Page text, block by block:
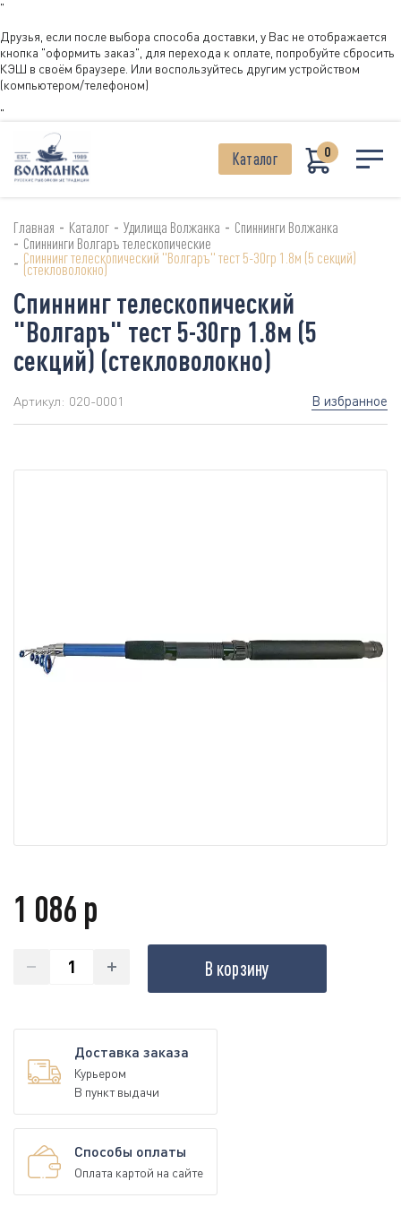
"
Друзья, если после выбора способа доставки, у Вас не отображается
кнопка "оформить заказ", для перехода к оплате, попробуйте сбросить
КЭШ в своём браузере. Или воспользуйтесь другим устройством
(компьютером/телефоном)
"
Каталог 0
Главная - Каталог - Удилища Волжанка - Спиннинги Волжанка
- Спиннинги Волгаръ телескопические
- Спиннинг телескопический "Волгаръ" тест 5-30гр 1.8м (5 секций)
(стекловолокно)
Спиннинг телескопический
"Волгаръ" тест 5-30гр 1.8м (5
секций) (стекловолокно)
Артикул: 020-0001 В избранное
1 086 р
В корзину
Доставка заказа
Курьером
В пункт выдачи
Способы оплаты
Оплата картой на сайте